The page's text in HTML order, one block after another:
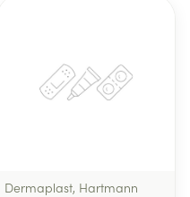
Dermaplast, Hartmann